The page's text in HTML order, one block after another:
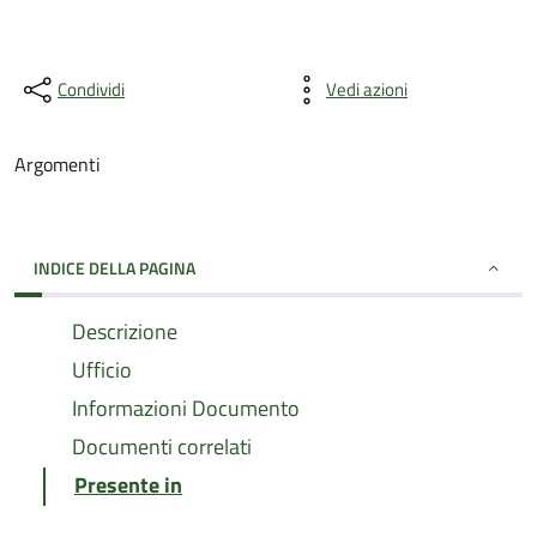
Condividi Vedi azioni
Argomenti
INDICE DELLA PAGINA
Descrizione
Ufficio
Informazioni Documento
Documenti correlati
Presente in